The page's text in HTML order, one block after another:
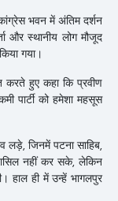
भवन में अंतिम दर्शन
और स्थानीय लोग मौजूद
गया।
हुए कहा कि प्रवीण
पार्टी को हमेशा महसूस
लड़े, जिनमें पटना साहिब,
नहीं कर सके, लेकिन
हाल ही में उन्हें भागलपुर